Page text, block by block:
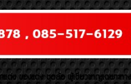
ง ของแต่ง ชุดล้อ ผู้เชี่ยวชาญเฉพาะท